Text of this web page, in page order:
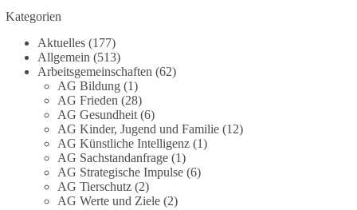
Vorhaben war bis zur Veröffentlichung von
🟩🟩🟦🟦🟥🟥🟧🟧
Versorgungssicherheit ist keine Nebensache. Sie
ist Voraussetzung für Freiheit, Wirtschaft und den
Alltag der Menschen.
dieBasis steht für eine bezahlbare, sichere und
unabhängige Energieversorgung.
Kategorien
Aktuelles(177)
Allgemein (513)
Arbeitsgemeinschaften (62)
AG Bildung(1)
AG Frieden (28)
AG Gesundheit(6)
AG Kinder, Jugend und Familie(12)
AG Künstliche Intelligenz(1)
AG Sachstandanfrage(1)
AG Strategische Impulse(6)
AG Tierschutz(2)
AG Werte und Ziele(2)